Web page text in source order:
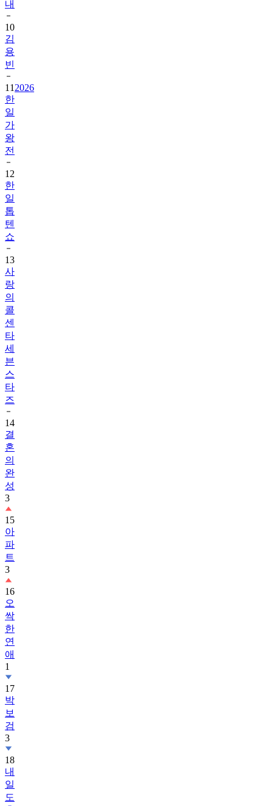
내
10
김
용
빈
11 2026
한
일
가
왕
전
12
한
일
톱
텐
쇼
13
사
랑
의
콜
센
타
세
븐
스
타
즈
14
결
혼
의
완
성
3
15
아
파
트
3
16
오
싹
한
연
애
1
17
박
보
검
3
18
내
일
도